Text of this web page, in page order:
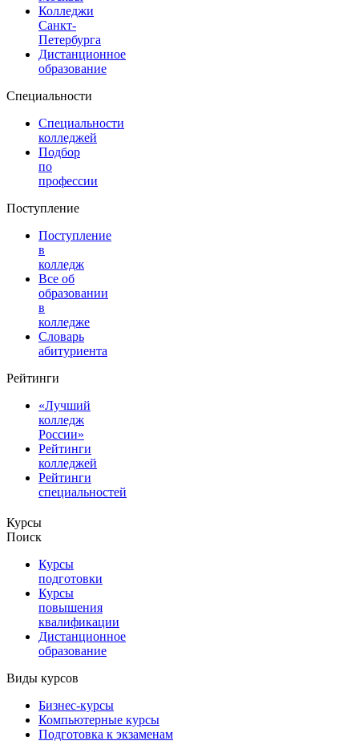
Колледжи
Санкт-
Петербурга
Дистанционное
образование
Специальности
Специальности
колледжей
Подбор
по
профессии
Поступление
Поступление
в
колледж
Все об
образовании
в
колледже
Словарь
абитуриента
Рейтинги
«Лучший
колледж
России»
Рейтинги
колледжей
Рейтинги
специальностей
Курсы
Поиск
Курсы
подготовки
Курсы
повышения
квалификации
Дистанционное
образование
Виды курсов
Бизнес-курсы
Компьютерные курсы
Подготовка к экзаменам